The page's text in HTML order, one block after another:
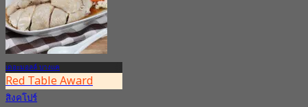
เดอะมอลล์ บางแค
Red Table Award
สิงคโปร์